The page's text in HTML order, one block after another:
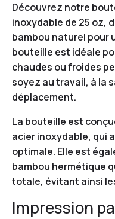
Découvrez notre
inoxydable de 25 oz,
bambou naturel pour
bouteille est idéale
chaudes ou froides
soyez au travail, à la
déplacement.
La bouteille est
acier inoxydable, qui
optimale. Elle est
bambou hermétique
totale, évitant ainsi
Impression